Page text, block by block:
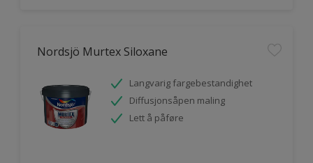
Nordsjö Murtex Siloxane
Langvarig fargebestandighet
Diffusjonsåpen maling
Lett å påføre